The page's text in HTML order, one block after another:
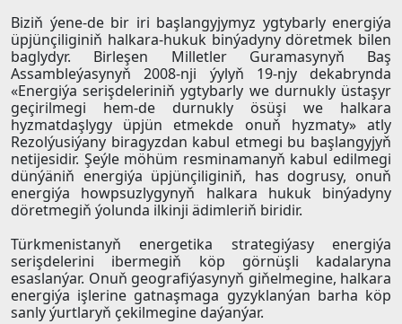
Biziň ýene-de bir iri başlangyjymyz ygtybarly energiýa
üpjünçiliginiň halkara-hukuk binýadyny döretmek bilen
baglydyr. Birleşen Milletler Guramasynyň Baş
Assambleýasynyň 2008-nji ýylyň 19-njy dekabrynda
«Energiýa serişdeleriniň ygtybarly we durnukly üstaşyr
geçirilmegi hem-de durnukly ösüşi we halkara
hyzmatdaşlygy üpjün etmekde onuň hyzmaty» atly
Rezolýusiýany biragyzdan kabul etmegi bu başlangyjyň
netijesidir. Şeýle möhüm resminamanyň kabul edilmegi
dünýäniň energiýa üpjünçiliginiň, has dogrusy, onuň
energiýa howpsuzlygynyň halkara hukuk binýadyny
döretmegiň ýolunda ilkinji ädimleriň biridir.
Türkmenistanyň energetika strategiýasy energiýa
serişdelerini ibermegiň köp görnüşli kadalaryna
esaslanýar. Onuň geografiýasynyň giňelmegine, halkara
energiýa işlerine gatnaşmaga gyzyklanýan barha köp
sanly ýurtlaryň çekilmegine daýanýar.